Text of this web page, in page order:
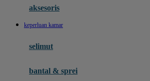
Fuggler
Gabby's Doll House
Geko
aksesoris
keperluan kamar
selimut
bantal & sprei